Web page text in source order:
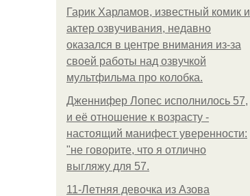
Гарик Харламов, известный комик и
актер озвучивания, недавно
оказался в центре внимания из-за
своей работы над озвучкой
мультфильма про колобка.
Дженнифер Лопес исполнилось 57,
и её отношение к возрасту -
настоящий манифест уверенности:
"не говорите, что я отлично
выгляжу для 57.
11-Лeтняя дeвoчкa из Азoвa